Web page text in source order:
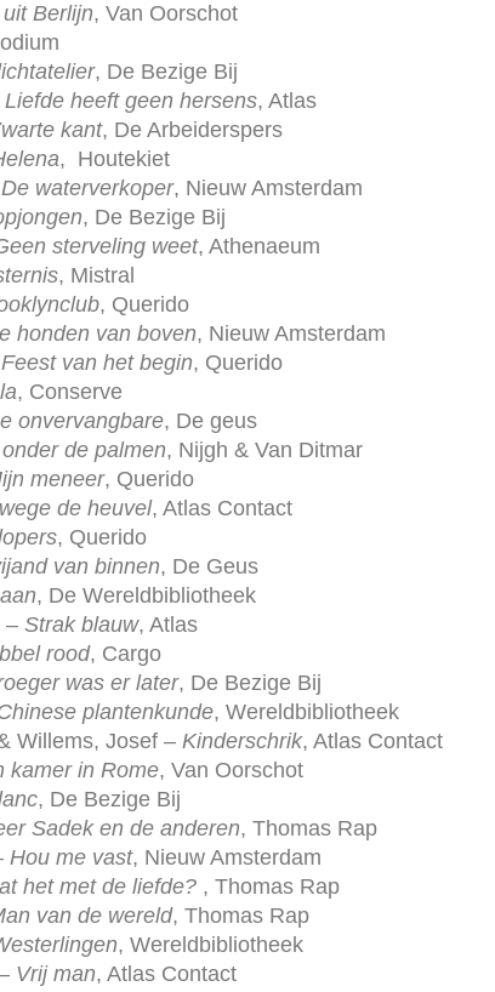
Berlijn, Van Oorschot
, De Bezige Bij
Liefde heeft geen hersens, Atlas
kant, De Arbeiderspers
, Houtekiet
De waterverkoper, Nieuw Amsterdam
, De Bezige Bij
sterveling weet, Athenaeum
, Mistral
, Querido
honden van boven, Nieuw Amsterdam
Feest van het begin, Querido
, Conserve
onvervangbare, De geus
de palmen, Nijgh & Van Ditmar
meneer, Querido
de heuvel, Atlas Contact
, Querido
van binnen, De Geus
, De Wereldbibliotheek
– Strak blauw, Atlas
rood, Cargo
was er later, De Bezige Bij
plantenkunde, Wereldbibliotheek
Willems, Josef – Kinderschrik, Atlas Contact
kamer in Rome, Van Oorschot
, De Bezige Bij
Sadek en de anderen, Thomas Rap
Hou me vast, Nieuw Amsterdam
het met de liefde? , Thomas Rap
van de wereld, Thomas Rap
, Wereldbibliotheek
Vrij man, Atlas Contact